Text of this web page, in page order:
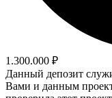
1.300.000 ₽
Данный депозит
Вами и данным